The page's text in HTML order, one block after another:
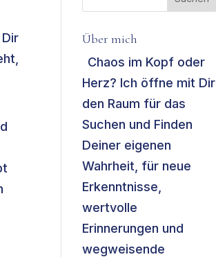
Über mich
Chaos im Kopf oder
Herz? Ich öffne mit Dir
den Raum für das
Suchen und Finden
Deiner eigenen
Wahrheit, für neue
Erkenntnisse,
wertvolle
Erinnerungen und
wegweisende